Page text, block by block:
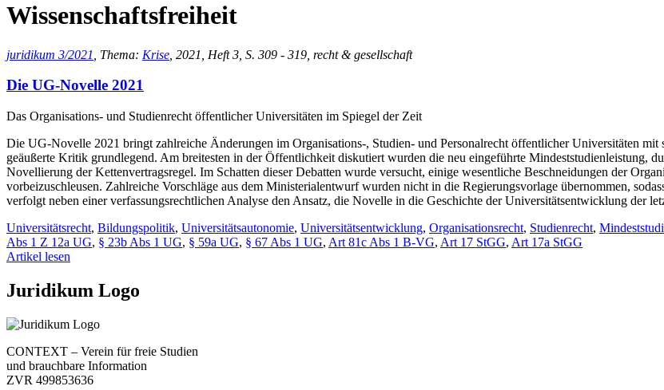
Wissenschaftsfreiheit
juridikum 3/2021 , Thema: Krise , 2021, Heft 3, S. 309 - 319, recht & gesellschaft
Die UG-Novelle 2021
Das Organisations- und Studienrecht öffentlicher Universitäten im Spiegel der Zeit
Die UG-Novelle 2021 bringt zahlreiche Änderungen im Organisations-, Studien- und Personalrecht öffentlicher Universitäten
geäußerte Kritik grundlegend. Am breitesten in der Öffentlichkeit diskutiert wurden die neu eingeführte Mindeststudienleistung,
Novellierung der Kettenvertragsregel. Im Schatten dieser Debatten wurde versucht, einige wesentliche Beschneidungen der
vorbeizuschleusen. Zahlreiche Vorschläge aus dem Ministerialentwurf wurden nicht in die Regierungsvorlage übernommen,
verfolgt neben einer verfassungsrechtlichen Analyse den Ansatz, die Novelle in die Geschichte der Universitätsentwicklung der
Universitätsrecht, Bildungspolitik, Universitätsautonomie, Universitätsentwicklung, Organisationsrecht, Studienrecht,
Abs 1 Z 12a UG, § 23b Abs 1 UG, § 59a UG, § 67 Abs 1 UG, Art 81c Abs 1 B-VG, Art 17 StGG, Art 17a StGG
Artikel lesen
Juridikum Logo
CONTEXT – Verein für freie Studien
und brauchbare Information
ZVR 499853636